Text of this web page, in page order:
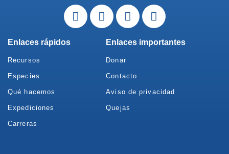
Enlaces rápidos
Recursos
Especies
Qué hacemos
Expediciones
Carreras
Enlaces importantes
Donar
Contacto
Aviso de privacidad
Quejas